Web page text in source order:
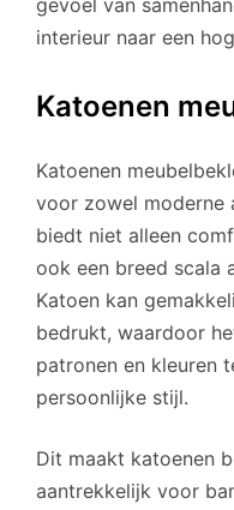
interieur naar een
Katoenen
Katoenen
voor zowel moderne
biedt niet alleen
ook een breed scala
Katoen kan
bedrukt, waardoor
patronen en kleuren
persoonlijke stijl.
Dit maakt katoenen
aantrekkelijk voor